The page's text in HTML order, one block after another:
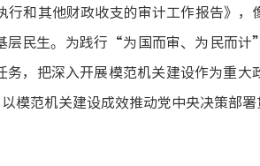
和其他财政收支的审计工作报告》，
民生。为践行“为国而审、为民而
，把深入开展模范机关建设作为重大
模范机关建设成效推动党中央决策部